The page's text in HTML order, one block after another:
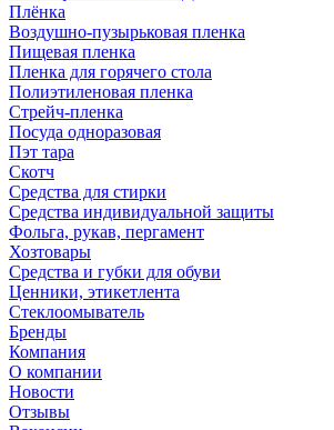
Плёнка
Воздушно-пузырьковая пленка
Пищевая пленка
Пленка для горячего стола
Полиэтиленовая пленка
Стрейч-пленка
Посуда одноразовая
Пэт тара
Скотч
Средства для стирки
Средства индивидуальной защиты
Фольга, рукав, пергамент
Хозтовары
Средства и губки для обуви
Ценники, этикетлента
Стеклоомыватель
Бренды
Компания
О компании
Новости
Отзывы